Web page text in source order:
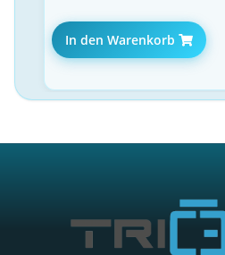
In den Warenkorb